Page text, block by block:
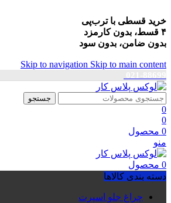
خرید قسطی با ترب‌پی
۴ قسط، بدون کارمزد
بدون ضامن، بدون سود
Skip to navigation Skip to main content
جستجو
0
0
0 محصول
منو
0 محصول
دسته بندی کالاها
چراغ جلو اسپرت